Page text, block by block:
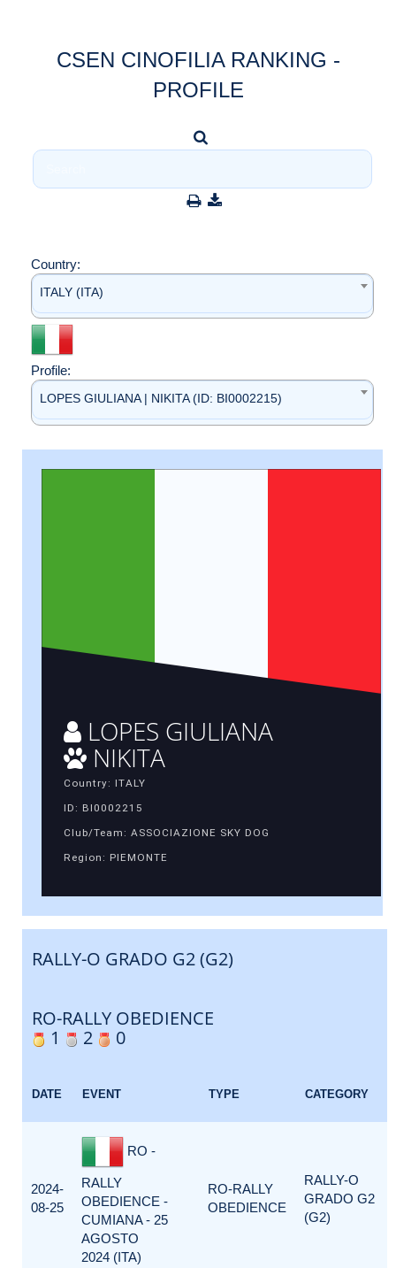
CSEN CINOFILIA RANKING -
PROFILE
Country:
ITALY (ITA)
Profile:
LOPES GIULIANA | NIKITA (ID: BI0002215)
LOPES GIULIANA
NIKITA
Country: ITALY
ID: BI0002215
Club/Team: ASSOCIAZIONE SKY DOG
Region: PIEMONTE
RALLY-O GRADO G2 (G2)
RO-RALLY OBEDIENCE
1
2 0
DATE EVENT TYPE CATEGORY
2024-
08-25
RO -
RALLY
OBEDIENCE -
CUMIANA - 25
AGOSTO
2024 (ITA)
RO-RALLY
OBEDIENCE
RALLY-O
GRADO G2
(G2)